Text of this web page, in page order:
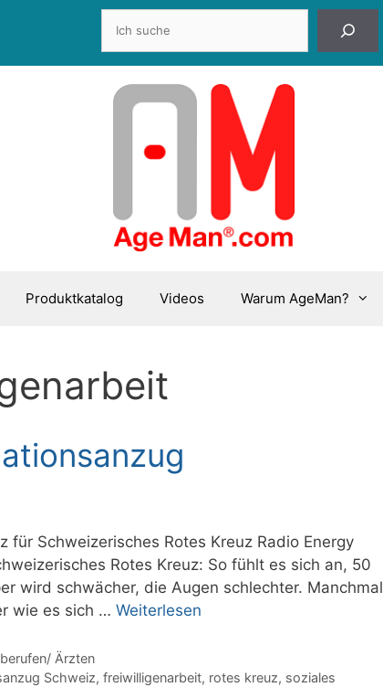
Produktkatalog Videos Warum AgeMan?
für Schweizerisches Rotes Kreuz Radio Energy
Rotes Kreuz: So fühlt es sich an, 50
wird schwächer, die Augen schlechter. Manchmal
wie es sich … Weiterlesen
Ärzten
Schweiz, freiwilligenarbeit, rotes kreuz, soziales